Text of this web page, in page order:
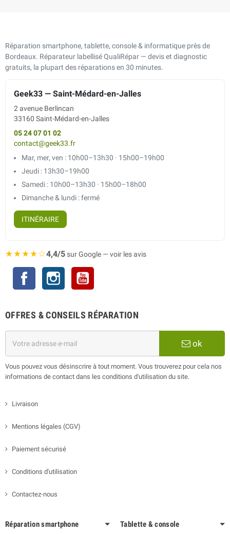
Réparation smartphone, tablette, console & informatique près de
Bordeaux. Réparateur labellisé QualiRépar — devis et diagnostic
gratuits, la plupart des réparations en 30 minutes.
Geek33 — Saint-Médard-en-Jalles
2 avenue Berlincan
33160 Saint-Médard-en-Jalles
05 24 07 01 02
contact@geek33.fr
Mar, mer, ven : 10h00–13h30 · 15h00–19h00
Jeudi : 13h30–19h00
Samedi : 10h00–13h30 · 15h00–18h00
Dimanche & lundi : fermé
ITINÉRAIRE
★★★★☆4,4/5sur Google — voir les avis
Facebook Instagram
OFFRES & CONSEILS RÉPARATION
ok
Vous pouvez vous désinscrire à tout moment. Vous trouverez pour cela nos
informations de contact dans les conditions d'utilisation du site.
Livraison
Mentions légales (CGV)
Paiement sécurisé
Conditions d'utilisation
Contactez-nous
Réparation smartphone Tablette & console